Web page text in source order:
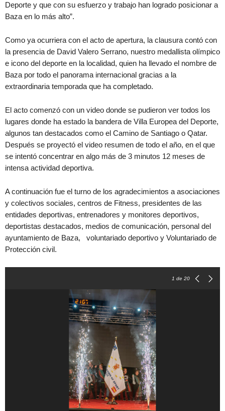
Deporte y que con su esfuerzo y trabajo han logrado posicionar a
Baza en lo más alto”.
Como ya ocurriera con el acto de apertura, la clausura contó con
la presencia de David Valero Serrano, nuestro medallista olímpico
e icono del deporte en la localidad, quien ha llevado el nombre de
Baza por todo el panorama internacional gracias a la
extraordinaria temporada que ha completado.
El acto comenzó con un video donde se pudieron ver todos los
lugares donde ha estado la bandera de Villa Europea del Deporte,
algunos tan destacados como el Camino de Santiago o Qatar.
Después se proyectó el video resumen de todo el año, en el que
se intentó concentrar en algo más de 3 minutos 12 meses de
intensa actividad deportiva.
A continuación fue el turno de los agradecimientos a asociaciones
y colectivos sociales, centros de Fitness, presidentes de las
entidades deportivas, entrenadores y monitores deportivos,
deportistas destacados, medios de comunicación, personal del
ayuntamiento de Baza, voluntariado deportivo y Voluntariado de
Protección civil.
1 de 20